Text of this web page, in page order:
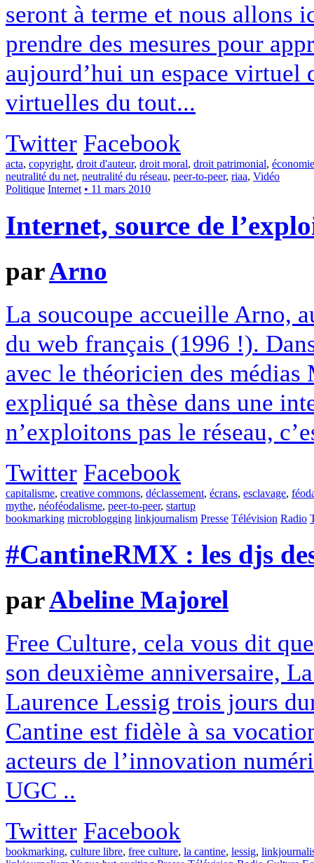
seront à terme et nous allons
prendre des mesures pour
aujourd’hui un espace virtuel
virtuelles du tout...
Twitter Facebook
acta, copyright, droit d'auteur, droit moral, droit patrimonial, économie
neutralité du net, neutralité du réseau, peer-to-peer, riaa, Vidéo
Politique Internet • 11 mars 2010
Internet, source de
parArno
La soucoupe accueille Arno,
du web français (1996 !).
avec le théoricien des
expliqué sa thèse dans une
n’exploitons pas le réseau,
Twitter Facebook
capitalisme, creative commons, déclassement, écrans, esclavage,
mythe, néoféodalisme, peer-to-peer, startup
bookmarking microblogging linkjournalism Presse Télévision Radio
#CantineRMX : les djs
parAbeline Majorel
Free Culture, cela vous dit
son deuxième anniversaire,
Laurence Lessig trois jours
Cantine est fidèle à sa
acteurs de l’innovation
UGC ..
Twitter Facebook
bookmarking, culture libre, free culture, la cantine, lessig,